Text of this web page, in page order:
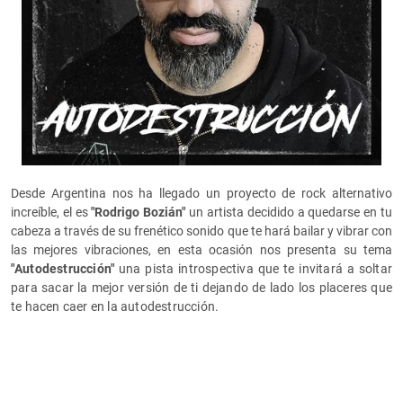
Desde Argentina nos ha llegado un proyecto de rock alternativo
increíble, el es"Rodrigo Bozián" un artista decidido a quedarse en tu
cabeza a través de su frenético sonido que te hará bailar y vibrar con
las mejores vibraciones, en esta ocasión nos presenta su tema
"Autodestrucción" una pista introspectiva que te invitará a soltar
para sacar la mejor versión de ti dejando de lado los placeres que
te hacen caer en la autodestrucción.